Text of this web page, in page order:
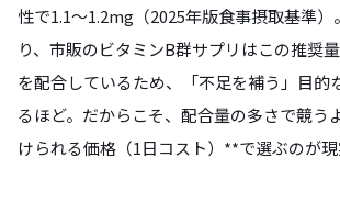
性で1.1〜1.2mg（2025年版食事摂取基準
り、市販のビタミンB群サプリはこの推奨
を配合しているため、「不足を補う」目的
るほど。だからこそ、配合量の多さで競う
けられる価格（1日コスト）**で選ぶのが現